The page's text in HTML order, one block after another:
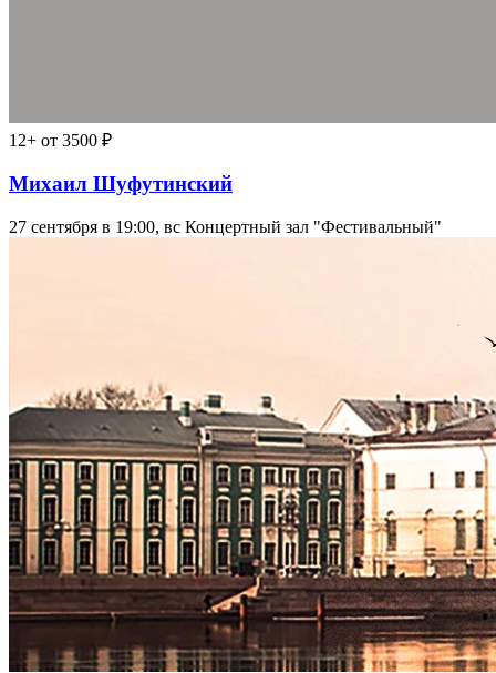
12+ от 3500 ₽
Михаил Шуфутинский
27 сентября в 19:00, вс Концертный зал "Фестивальный"